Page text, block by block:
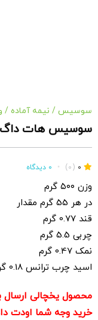
سوسیس / نیمه آماده /
سوسیس هات داگ
0
(0)
• 0 دیدگاه
وزن ۵۰۰ گرم
در هر 55 گرم مقدار
قند 0.77 گرم
چربی 5.5 گرم
نمک 0.47 گرم
اسید چرب ترانس 0.18 گرم
محصول یخچالی
خرید وجه شما اودت